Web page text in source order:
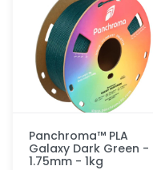
Panchroma™ PLA
Galaxy Dark Green -
1.75mm - 1kg